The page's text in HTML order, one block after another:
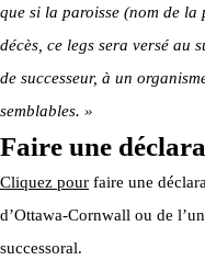
que si la paroisse (nom de la
décès, ce legs sera versé au
de successeur, à un
semblables. »
Faire une
Cliquez pour faire une
d’Ottawa-Cornwall ou de
successoral.